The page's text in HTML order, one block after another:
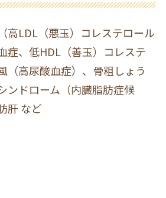
高LDL（悪玉）コレステロール
症、低HDL（善玉）コレステ
（高尿酸血症）、骨粗しょう
ンドローム（内臓脂肪症候
肝 など